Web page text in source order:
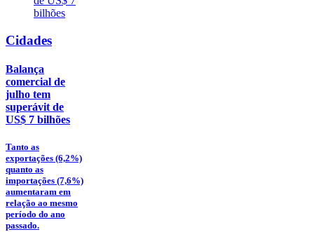
Cidades
Balança
comercial de
julho tem
superávit de
US$ 7 bilhões
Tanto as
exportações (6,2%)
quanto as
importações (7,6%)
aumentaram em
relação ao mesmo
período do ano
passado.